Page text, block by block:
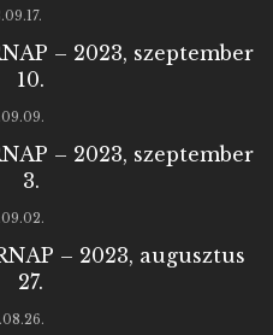
– 2023, szeptember
10.
– 2023, szeptember
3.
– 2023, augusztus
27.